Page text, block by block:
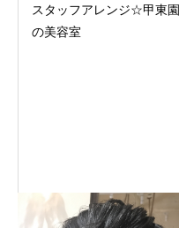
スタッフアレンジ☆甲東園
の美容室